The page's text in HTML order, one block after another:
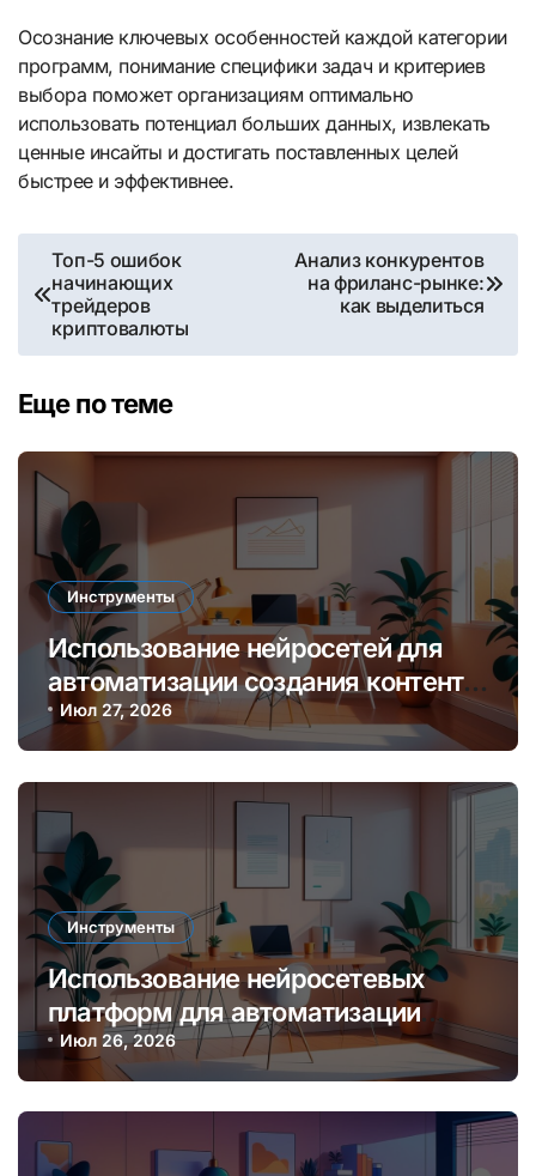
Осознание ключевых особенностей каждой категории
программ, понимание специфики задач и критериев
выбора поможет организациям оптимально
использовать потенциал больших данных, извлекать
ценные инсайты и достигать поставленных целей
быстрее и эффективнее.
Навигация
по
записям
Топ-5 ошибок
начинающих
трейдеров
криптовалюты
Анализ конкурентов
на фриланс-рынке:
как выделиться
Еще по теме
Инструменты
Использование нейросетей для
автоматизации создания контента
и увеличения дохода онлайн
Июл 27, 2026
Инструменты
Использование нейросетевых
платформ для автоматизации
создания контента и монетизации
онлайн
Июл 26, 2026